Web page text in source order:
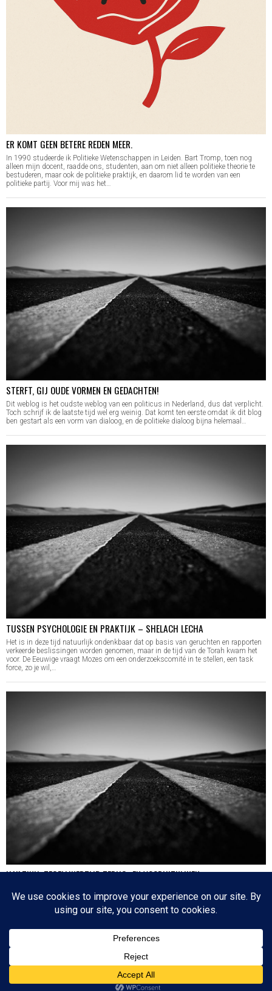
ER KOMT GEEN BETERE REDEN MEER.
In 1990 studeerde ik Politieke Wetenschappen in Leiden. Bart Tromp, toen nog
alleen mijn docent, raadde ons, studenten, aan om niet alleen politieke theorie te
bestuderen, maar ook de politieke praktijk, en daarom lid te worden van een
politieke partij. Voor mij was het…
STERFT, GIJ OUDE VORMEN EN GEDACHTEN!
Dit weblog is het oudste weblog van een politicus in Nederland, dus dat verplicht.
Toch schrijf ik de laatste tijd wel erg weinig. Dat komt ten eerste omdat ik dit blog
ben gestart als een vorm van dialoog, en de politieke dialoog bijna helemaal…
TUSSEN PSYCHOLOGIE EN PRAKTIJK – SHELACH LECHA
Het is in deze tijd natuurlijk ondenkbaar dat op basis van geruchten en rapporten
verkeerde beslissingen worden genomen, maar in de tijd van de Torah kwam het
voor. De Eeuwige vraagt Mozes om een onderzoekscomité in te stellen, een task
force, zo je wil,…
HA’AZINU: TEGELIJKERTIJD TERUG- EN VOORUITKIJKEN
oktober 2020 begonnen: de eerste parasja van het jaar. Het zijn dagen die
tegenstrijdige emoties oproepen: aan de ene kant lezen we over de laatste dagen
Since 2003 © All Rights Reserved | Foto's Robbert Baruch tenzij anders vermeld
CONTACT
BOVEN